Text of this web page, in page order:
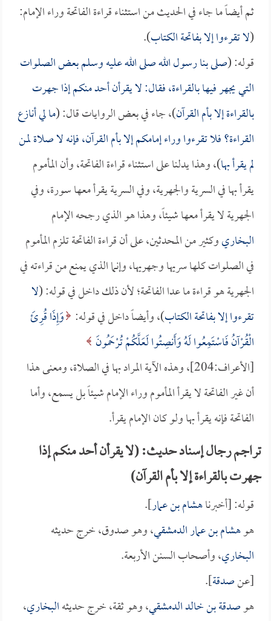
ثم أيضاً ما جاء في الحديث من استثناء قراءة الفاتحة وراء الإمام:
(لا تقرءوا إلا بفاتحة الكتاب).
قوله: (صلى بنا رسول الله صلى الله عليه وسلم بعض الصلوات
التي يجهر فيها بالقراءة، فقال: لا يقرأن أحد منكم إذا جهرت
بالقراءة إلا بأم القرآن)، جاء في بعض الروايات قال: (ما لي أنازع
القراءة؟ فلا تقرءوا وراء إمامكم إلا بأم القرآن، فإنه لا صلاة لمن
لم يقرأ بها)، وهذا يدلنا على استثناء قراءة الفاتحة، وأن المأموم
يقرأ بها في السرية والجهرية، وفي السرية يقرأ معها سورة، وفي
الجهرية لا يقرأ معها شيئاً، وهذا هو الذي رجحه الإمام
البخاريوكثير من المحدثين، على أن قراءة الفاتحة تلزم المأموم
في الصلوات كلها سريها وجهريها، وإنما الذي يمنع من قراءته في
الجهرية هو قراءة ما عدا الفاتحة؛ لأن ذلك داخل في قوله: (لا
تقرءوا إلا بفاتحة الكتاب)، وأيضاً داخل في قوله: وَإِذَا قُرِئَ
الْقُرْآنُ فَاسْتَمِعُوا لَهُ وَأَنصِتُوا لَعَلَّكُمْ تُرْحَمُونَ
[الأعراف:204]، وهذه الآية المراد بها في الصلاة، ومعنى هذا
أن غير الفاتحة لا يقرأ المأموم وراء الإمام شيئاً بل يسمع، وأما
الفاتحة فإنه يقرأ بها ولو كان الإمام يقرأ.
تراجم رجال إسناد حديث: (لا يقرأن أحد منكم إذا
جهرت بالقراءة إلا بأم القرآن)
قوله: [أخبرناهشام بن عمار].
هوهشام بن عمار الدمشقي، وهو صدوق، خرج حديثه
البخاري، وأصحاب السنن الأربعة.
[عنصدقة].
هوصدقة بن خالد الدمشقي، وهو ثقة، خرج حديثهالبخاري،